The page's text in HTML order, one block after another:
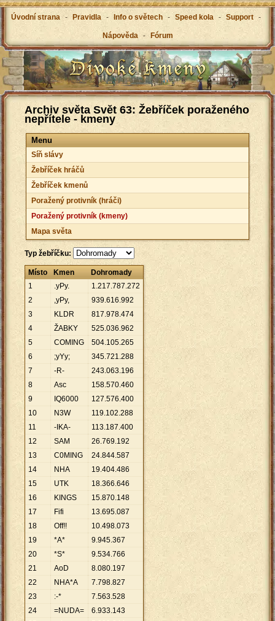
Úvodní strana - Pravidla - Info o světech - Speed kola - Support -
Nápověda - Fórum
Archiv světa Svět 63: Žebříček poraženého
nepřítele - kmeny
Menu
Síň slávy
Žebříček hráčů
Žebříček kmenů
Poražený protivník (hráči)
Poražený protivník (kmeny)
Mapa světa
Typ žebříčku:
Místo Kmen
Dohromady
1
.yPy. 1.217.787.272
2
,yPy, 939.616.992
3
KLDR 817.978.474
4
ŽABKY 525.036.962
5
COMING 504.105.265
6
;yYy; 345.721.288
7
-R- 243.063.196
8
Asc 158.570.460
9
IQ6000 127.576.400
10
N3W 119.102.288
11
-IKA- 113.187.400
12
SAM 26.769.192
13
C0MING 24.844.587
14
NHA 19.404.486
15
UTK 18.366.646
16
KINGS 15.870.148
17
Fifi 13.695.087
18
Off!! 10.498.073
19
*A* 9.945.367
20
*S* 9.534.766
21
AoD 8.080.197
22
NHA*A 7.798.827
23
:-* 7.563.528
24
=NUDA= 6.933.143